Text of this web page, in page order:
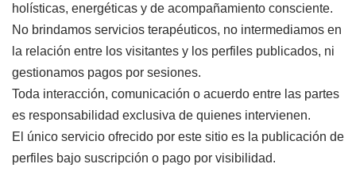
holísticas, energéticas y de acompañamiento consciente.
No brindamos servicios terapéuticos, no intermediamos en
la relación entre los visitantes y los perfiles publicados, ni
gestionamos pagos por sesiones.
Toda interacción, comunicación o acuerdo entre las partes
es responsabilidad exclusiva de quienes intervienen.
El único servicio ofrecido por este sitio es la publicación de
perfiles bajo suscripción o pago por visibilidad.